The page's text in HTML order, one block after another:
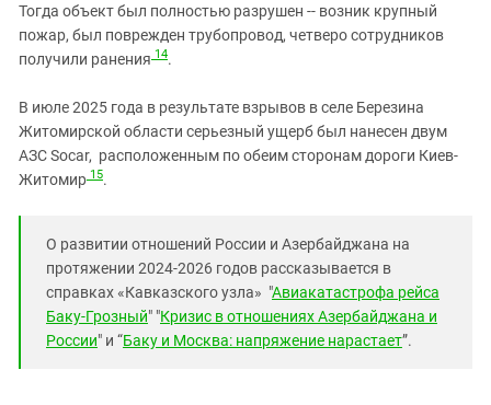
Тогда объект был полностью разрушен -- возник крупный
пожар, был поврежден трубопровод, четверо сотрудников
получили ранения 14.
В июле 2025 года в результате взрывов в селе Березина
Житомирской области серьезный ущерб был нанесен двум
АЗС Socar, расположенным по обеим сторонам дороги Киев-
Житомир 15.
О развитии отношений России и Азербайджана на
протяжении 2024-2026 годов рассказывается в
справках «Кавказского узла» "Авиакатастрофа рейса
Баку-Грозный" "Кризис в отношениях Азербайджана и
России" и “Баку и Москва: напряжение нарастает”.